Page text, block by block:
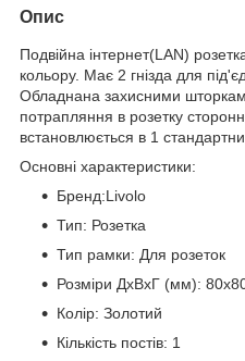
Опис
Подвійна інтернет(LAN)
кольору. Має 2 гнізда для
Обладнана захисними
потрапляння в розетку
встановлюється в 1
Основні характеристики:
Бренд:Livolo
Тип: Розетка
Тип рамки: Для розеток
Розміри ДхВхГ (мм):
Колір: Золотий
Кількість постів: 1